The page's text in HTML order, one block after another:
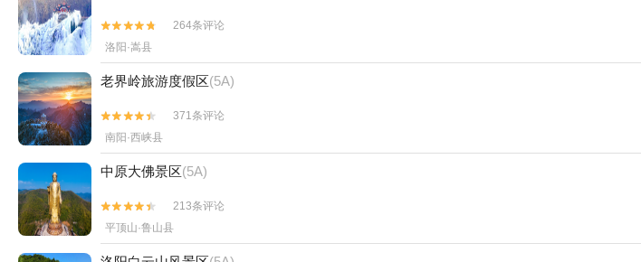


264条评论
洛阳·嵩县
老界岭旅游度假区(5A)


371条评论
南阳·西峡县
中原大佛景区(5A)


213条评论
平顶山·鲁山县